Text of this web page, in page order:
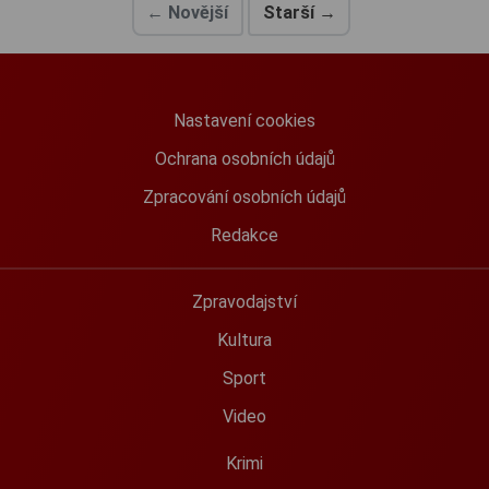
← Novější Starší →
Nastavení cookies
Ochrana osobních údajů
Zpracování osobních údajů
Redakce
Zpravodajství
Kultura
Sport
Video
Krimi